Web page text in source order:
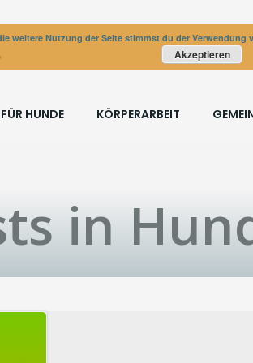
HUNDE KÖRPERARBEIT
in
weitere Nutzung der Seite stimmst du der Verwendung
Akzeptieren